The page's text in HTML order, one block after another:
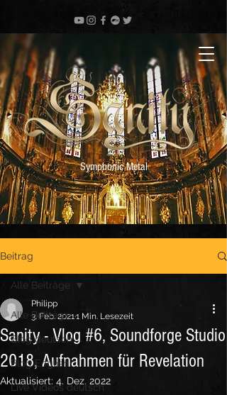
Symphonic Metal
Beitrag
Alle Beiträge
Blog deutsch
Blog English
Live Videos deutsch
Alle Beiträge
Sanity - Vlog #6, Soundforge Studio
2018, Aufnahmen für Revelation
Philipp
3. Feb. 20211 Min. Lesezeit
Aktualisiert: 4. Dez. 2022